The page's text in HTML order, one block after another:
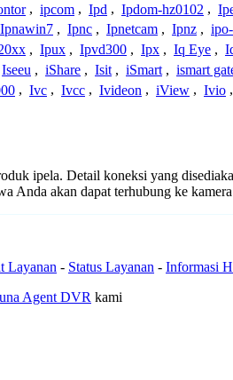
, ipcom , Ipd , Ipdom-hz0102 ,
Ipnawin7 , Ipnc , Ipnetcam , Ipnz ,
, Ipux , Ipvd300 , Ipx , Iq Eye ,
Iseeu , iShare , Isit , iSmart , ismart
, Ivc , Ivcc , Ivideon , iView , Ivio ,
ipela. Detail koneksi yang
Anda akan dapat terhubung ke
Layanan - Status Layanan - Informasi
Agent DVR kami